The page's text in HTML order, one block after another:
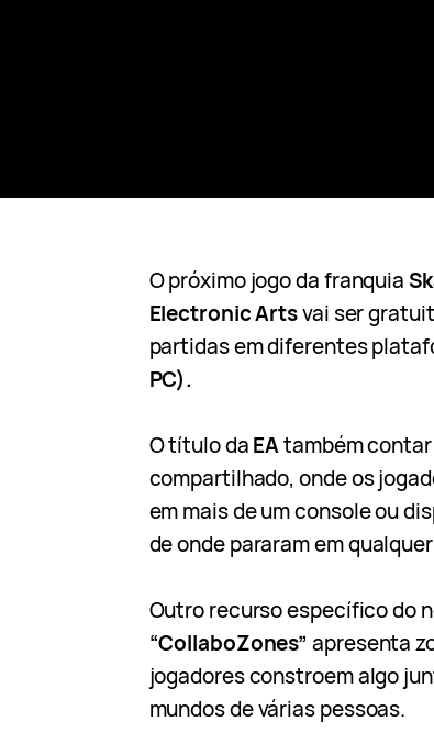
O próximo jogo da franquia
Electronic Artsvai ser
partidas em diferentes
PC).
O título daEAtambém
compartilhado, onde os
em mais de um console ou
de onde pararam em
Outro recurso específico do
“CollaboZones”apresenta
jogadores constroem algo
mundos de várias pessoas.